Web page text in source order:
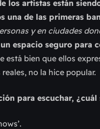
los artistas están
una de las primeras
y en ciudades
espacio seguro para
bien que ellos
no la hice popular.
para escuchar, ¿cuál